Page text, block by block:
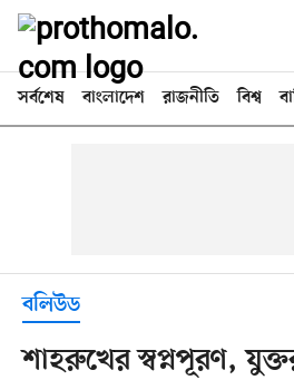
সর্বশেষ বাংলাদেশ রাজনীতি বিশ্ব
বলিউড
শাহরুখের স্বপ্নপূরণ,